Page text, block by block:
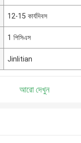
12-15 কার্যদিবস
1 পিসিএস
Jinlitian
আরো দেখুন